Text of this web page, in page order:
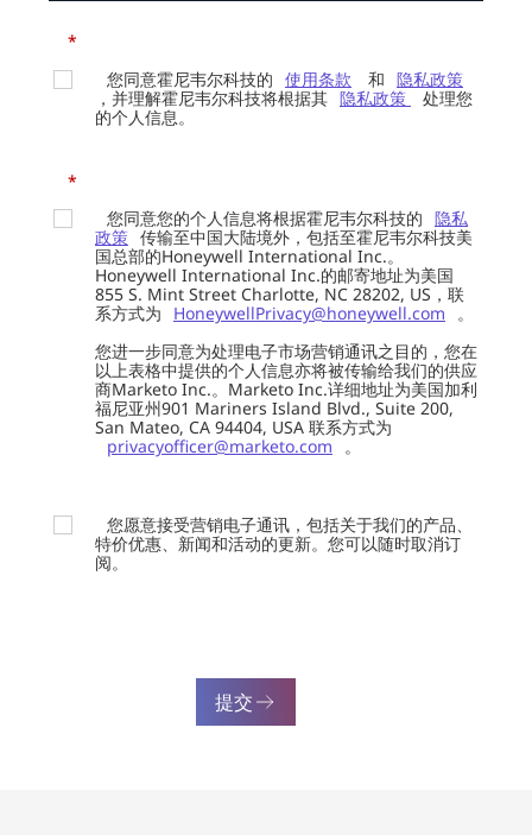
*
您同意霍尼韦尔科技的 使用条款 和 隐私政策
，并理解霍尼韦尔科技将根据其 隐私政策
处理您
的个人信息。
*
您同意您的个人信息将根据霍尼韦尔科技的 隐私
政策 传输至中国大陆境外，包括至霍尼韦尔科技美
国总部的Honeywell International Inc.。
Honeywell International Inc.的邮寄地址为美国
855 S. Mint Street Charlotte, NC 28202, US，联
系方式为
HoneywellPrivacy@honeywell.com
。
您进一步同意为处理电子市场营销通讯之目的，您在
以上表格中提供的个人信息亦将被传输给我们的供应
商Marketo Inc.。Marketo Inc.详细地址为美国加利
福尼亚州901 Mariners Island Blvd., Suite 200,
San Mateo, CA 94404, USA 联系方式为
privacyofficer@marketo.com
。
您愿意接受营销电子通讯，包括关于我们的产品、
特价优惠、新闻和活动的更新。您可以随时取消订
阅。
提交